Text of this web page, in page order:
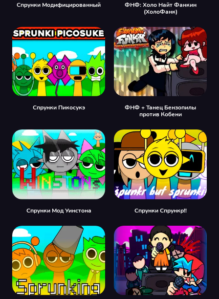
Спрунки Модифицированный
ФНФ: Холо Найт Фанкин
(ХолоФанк)
Спрунки Пикосукэ
ФНФ + Танец Бензопилы
против Кобени
Спрунки Мод Уинстона Спрунки Спрункр!!